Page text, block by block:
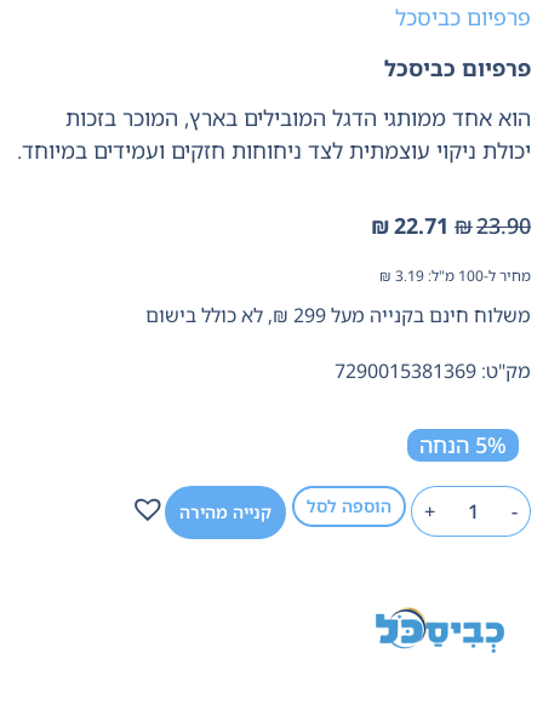
פרפיום כביסכל
פרפיום כביסכל
הוא אחד ממותגי הדגל המובילים בארץ, המוכר בזכות
יכולת ניקוי עוצמתית לצד ניחוחות חזקים ועמידים במיוחד.
₪23.90
₪22.71
מחיר ל-100 מ"ל: ₪ 3.19
משלוח חינם בקנייה מעל 299 ₪, לא כולל בישום
מק"ט: 7290015381369
5% הנחה
-
+ הוספה לסל קנייה מהירה